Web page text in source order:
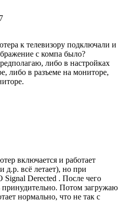
к телевизору подключали и
с компа было?
либо в настройках
либо в разъеме на мониторе,
включается и работает
д.р. всё летает), но при
Signal Derected . После чего
Потом загружаю
нормально, что не так с